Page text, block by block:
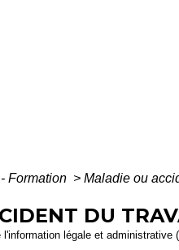
Formation > Maladie ou
DU
légale et administrative